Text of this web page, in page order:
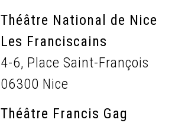
Théâtre National de Nice
Les Franciscains
4-6, Place Saint-François
06300 Nice
Théâtre Francis Gag